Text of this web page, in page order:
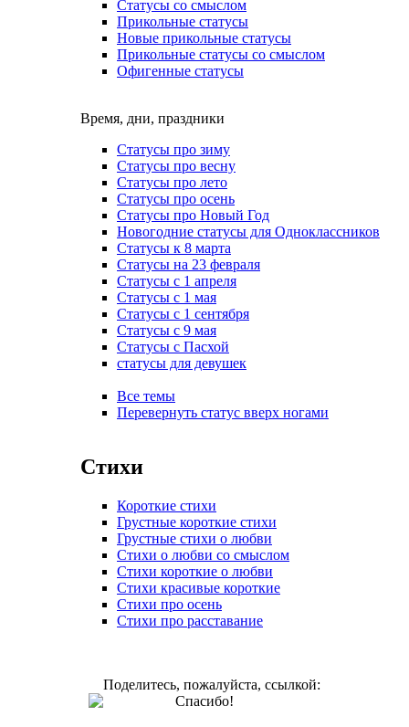
Статусы со смыслом
Прикольные статусы
Новые прикольные статусы
Прикольные статусы со смыслом
Офигенные статусы
Время, дни, праздники
Статусы про зиму
Статусы про весну
Статусы про лето
Статусы про осень
Статусы про Новый Год
Новогодние статусы для Одноклассников
Статусы к 8 марта
Статусы на 23 февраля
Статусы с 1 апреля
Статусы с 1 мая
Статусы с 1 сентября
Статусы с 9 мая
Статусы с Пасхой
статусы для девушек
Все темы
Перевернуть статус вверх ногами
Стихи
Короткие стихи
Грустные короткие стихи
Грустные стихи о любви
Стихи о любви со смыслом
Стихи короткие о любви
Стихи красивые короткие
Стихи про осень
Стихи про расставание
Поделитесь, пожалуйста, ссылкой:
Спасибо!